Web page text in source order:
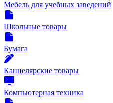
Мебель для учебных заведений
Школьные товары
Бумага
Канцелярские товары
Компьютерная техника